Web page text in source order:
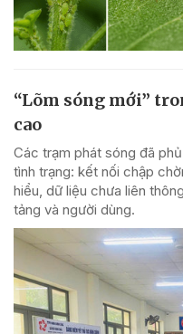
“Lõm sóng mới”
cao
Các trạm phát sóng đã
tình trạng: kết nối chập
hiểu, dữ liệu chưa liên
tảng và người dùng.